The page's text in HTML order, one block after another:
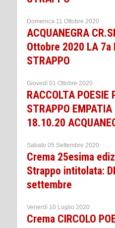
Domenica 11 Ottobre 2020
ACQUANEGRA
Ottobre 2020 LA 7a
STRAPPO
Giovedì 01 Ottobre 2020
RACCOLTA POESIE
STRAPPO EMPATIA
18.10.20
Sabato 05 Settembre 2020
Crema 25esima
Strappo intitolata:
settembre
Venerdì 10 Luglio 2020
Crema CIRCOLO